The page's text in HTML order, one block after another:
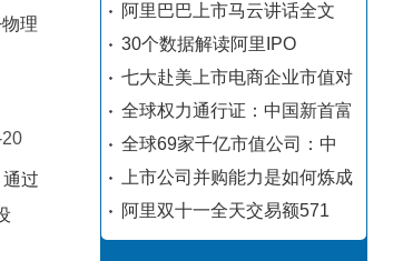
理
过
阿里巴巴上市马云讲话全文
30个数据解读阿里IPO
七大赴美上市电商企业市值对
全球权力通行证：中国新首富
全球69家千亿市值公司：中
上市公司并购能力是如何炼成
阿里双十一全天交易额571